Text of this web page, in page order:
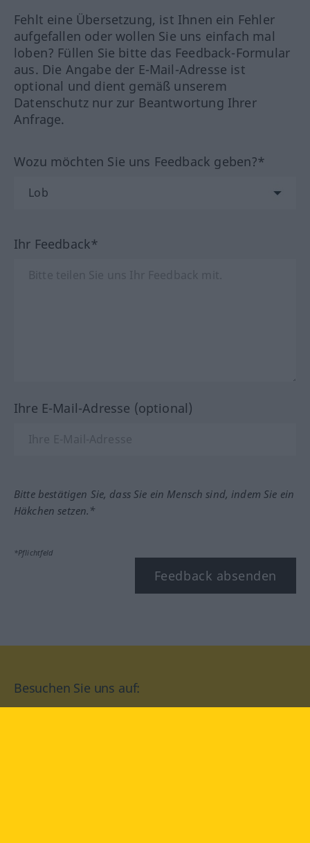
Fehlt eine Übersetzung, ist Ihnen ein Fehler
aufgefallen oder wollen Sie uns einfach mal
loben? Füllen Sie bitte das Feedback-Formular
aus. Die Angabe der E-Mail-Adresse ist
optional und dient gemäß unserem
Datenschutz nur zur Beantwortung Ihrer
Anfrage.
Wozu möchten Sie uns Feedback geben?*
Ihr Feedback*
Ihre E-Mail-Adresse (optional)
Bitte bestätigen Sie, dass Sie ein Mensch sind, indem Sie ein
Häkchen setzen.*
*Pflichtfeld
Feedback absenden
Besuchen Sie uns auf: